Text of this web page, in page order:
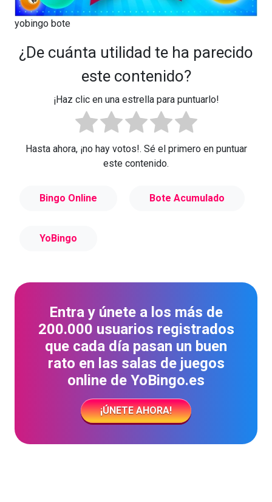
yobingo bote
¿De cuánta utilidad te ha parecido
este contenido?
¡Haz clic en una estrella para puntuarlo!
Hasta ahora, ¡no hay votos!. Sé el primero en puntuar
este contenido.
Bingo Online Bote Acumulado
YoBingo
Entra y únete a los más de
200.000 usuarios registrados
que cada día pasan un buen
rato en las salas de juegos
online de YoBingo.es
¡ÚNETE AHORA!